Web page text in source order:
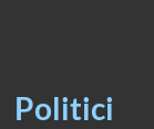
Politici